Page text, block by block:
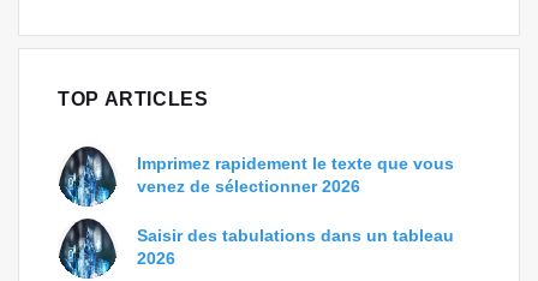
TOP ARTICLES
Imprimez rapidement le texte que vous
venez de sélectionner 2026
Saisir des tabulations dans un tableau
2026